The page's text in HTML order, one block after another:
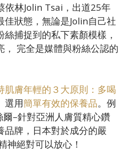
依林Jolin Tsai ，出道25年
佳狀態，無論是Jolin自己社
捕捉到的私下素顏模樣，
， 完全是媒體與粉絲公認的
肌膚年輕的３大原則：多喝
選用簡單有效的保養品。例
爾–針對亞洲人膚質精心鑽
品牌，日本對於成分的嚴
神絕對可以放心！